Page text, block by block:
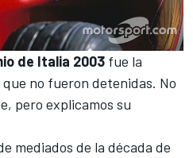
de Italia 2003 fue la
no fueron detenidas. No
pero explicamos su
mediados de la década de